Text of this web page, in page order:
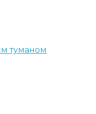
туманом